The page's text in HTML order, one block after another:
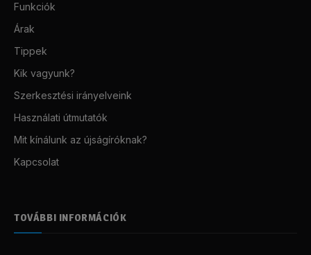
Funkciók
Árak
Tippek
Kik vagyunk?
Szerkesztési irányelveink
Használati útmutatók
Mit kínálunk az újságíróknak?
Kapcsolat
TOVÁBBI INFORMÁCIÓK